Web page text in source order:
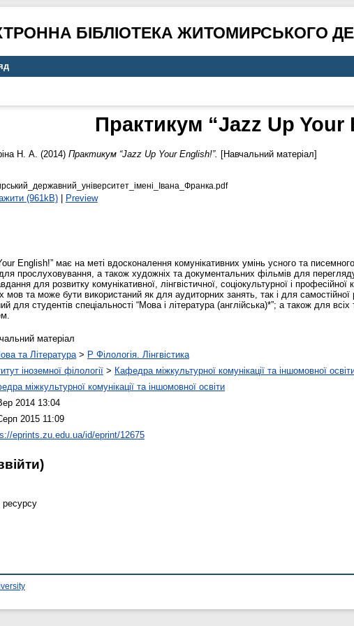
БІБЛІОТЕКА ЖИТОМИРСЬКОГО
Практикум “Jazz Up Your
Н. А. (2014) Практикум “Jazz Up Your English!”. [Навчальний матеріал]
(961kB)| Preview
English!” має на меті вдосконалення комунікативних умінь усного та
прослуховування, а також художніх та документальних фільмів для
для розвитку комунікативної, лінгвістичної, соціокультурної і
мов та може бути використаний як для аудиторних занять, так і для самостійної
для студентів спеціальності “Мова і література (англійська)*”; а також для
матеріал
та Література > P Філологія. Лінгвістика
іноземної філології > Кафедра міжкультурної комунікації та іншомовної
міжкультурної комунікації та іншомовної освіти
2014 13:04
2015 11:09
eprints.zu.edu.ua/id/eprint/12675